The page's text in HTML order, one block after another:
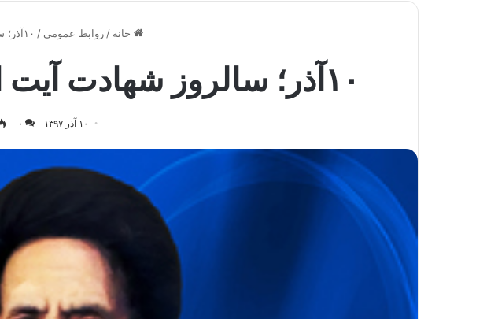
خانه / روابط عمومی / ۱۰آذر؛ سالروز شهادت آیت اله مدرس و روز مجلس گرامی باد
۱۰آذر؛ سالروز شهادت آیت اله مدرس و روز مجلس گرامی باد
۱۰ آذر ۱۳۹۷ ۰